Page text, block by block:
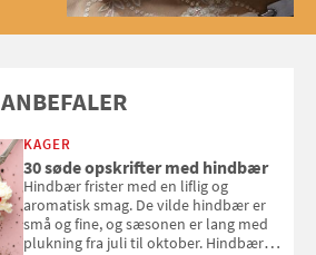
ANBEFALER
KAGER
30 søde opskrifter med hindbær
Hindbær frister med en liflig og
aromatisk smag. De vilde hindbær er
små og fine, og sæsonen er lang med
plukning fra juli til oktober. Hindbær